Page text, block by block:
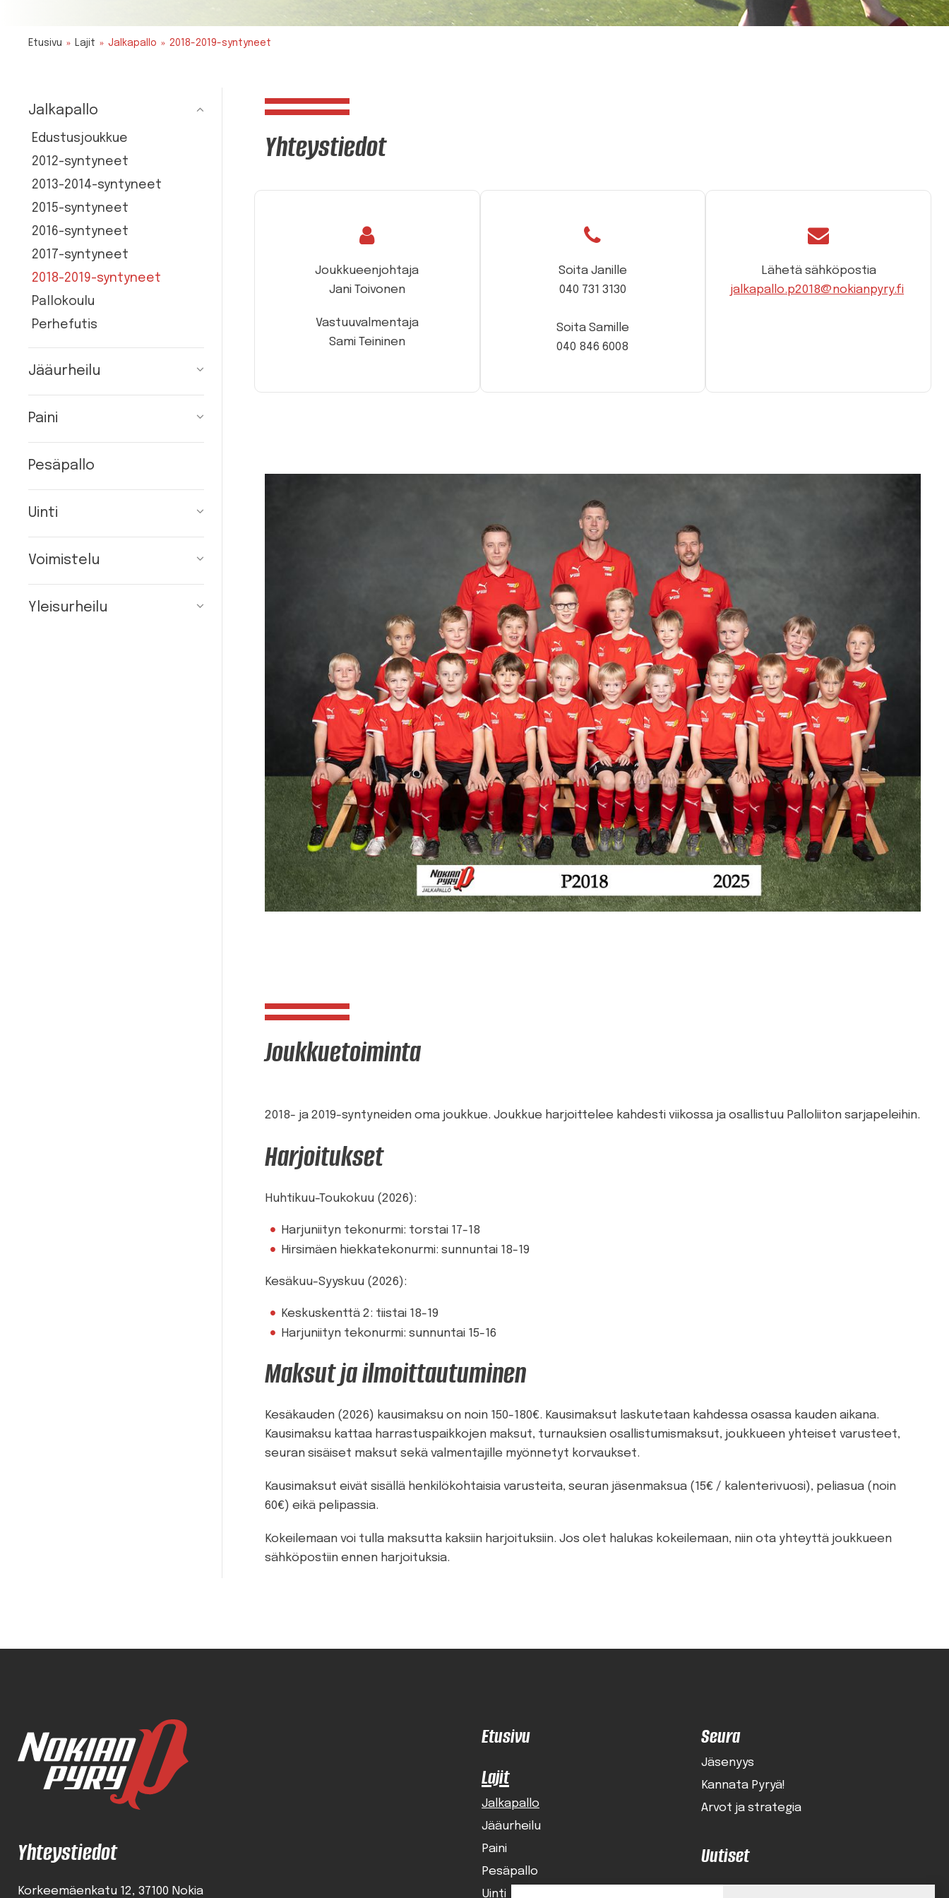
Etusivu Lajit Jalkapallo 2018-2019-syntyneet
Jalkapallo
Edustusjoukkue
2012-syntyneet
2013-2014-syntyneet
2015-syntyneet
2016-syntyneet
2017-syntyneet
2018-2019-syntyneet
Pallokoulu
Perhefutis
Jääurheilu
Paini
Pesäpallo
Uinti
Voimistelu
Yleisurheilu
Yhteystiedot
Joukkueenjohtaja
Jani Toivonen
Vastuuvalmentaja
Sami Teininen
Soita Janille
040 731 3130
Soita Samille
040 846 6008
Lähetä sähköpostia
jalkapallo.p2018@nokianpyry.fi
Joukkuetoiminta
2018- ja 2019-syntyneiden oma joukkue. Joukkue harjoittelee kahdesti viikossa ja osallistuu Palloliiton sarjapeleihin.
Harjoitukset
Huhtikuu-Toukokuu (2026):
Harjuniityn tekonurmi: torstai 17-18
Hirsimäen hiekkatekonurmi: sunnuntai 18-19
Kesäkuu-Syyskuu (2026):
Keskuskenttä 2: tiistai 18-19
Harjuniityn tekonurmi: sunnuntai 15-16
Maksut ja ilmoittautuminen
Kesäkauden (2026) kausimaksu on noin 150-180€. Kausimaksut laskutetaan kahdessa osassa kauden aikana.
Kausimaksu kattaa harrastuspaikkojen maksut, turnauksien osallistumismaksut, joukkueen yhteiset varusteet,
seuran sisäiset maksut sekä valmentajille myönnetyt korvaukset.
Kausimaksut eivät sisällä henkilökohtaisia varusteita, seuran jäsenmaksua (15€ / kalenterivuosi), peliasua (noin
60€) eikä pelipassia.
Kokeilemaan voi tulla maksutta kaksiin harjoituksiin. Jos olet halukas kokeilemaan, niin ota yhteyttä joukkueen
sähköpostiin ennen harjoituksia.
Yhteystiedot
Korkeemäenkatu 12 37100 Nokia
Etusivu
Lajit
Jalkapallo
Jääurheilu
Paini
Pesäpallo
Uinti
Seura
Jäsenyys
Kannata Pyryä!
Arvot ja strategia
Uutiset